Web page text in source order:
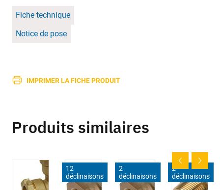
Fiche technique
Notice de pose
IMPRIMER LA FICHE PRODUIT
Produits similaires
12
déclinaisons
2
déclinaisons
2
déclinaisons